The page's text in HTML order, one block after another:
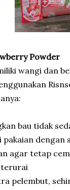
Powder
wangi dan
bau tidak
dengan
agar tetap
terurai
pelembut,